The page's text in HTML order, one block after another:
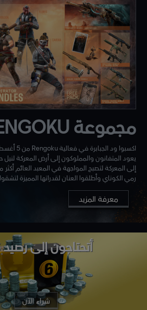
مجموعة RENGOKU
يعود المتفانون والمملوكون إلى أرض المعركة لنيل
إلى المعركة لتصبح المواجهة في المعبد العائم أكثر
رمي الكوناي وأطلقوا العنان لقدراتها المميزة
معرفة المزيد
أتحتاجون إلى رصيد R6؟
شراء الآن